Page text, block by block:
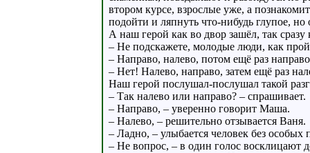
втором курсе, взрослые уже, а
подойти и ляпнуть что-нибудь глупое, но
А наш герой как во двор зашёл, так
– Не подскажете, молодые люди, как
– Направо, налево, потом ещё раз
– Нет! Налево, направо, затем ещё раз
Наш герой послушал-послушал такой
– Так налево или направо? – спрашивает.
– Направо, – уверенно говорит Маша.
– Налево, – решительно отзывается Ваня.
– Ладно, – улыбается человек без особых
– Не вопрос, – в один голос восклицают